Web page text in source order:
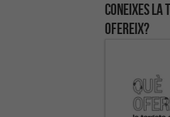
Coneixes la
ofereix?